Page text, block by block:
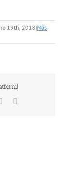
19th, 2018|Más